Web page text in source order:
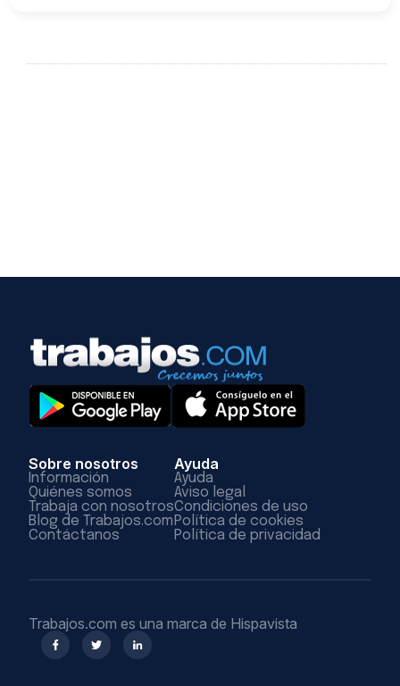
Sobre nosotros
Información
Quiénes somos
Trabaja con nosotros
Blog de Trabajos.com
Contáctanos
Ayuda
Ayuda
Aviso legal
Condiciones de uso
Política de cookies
Política de privacidad
Trabajos.com es una marca de Hispavista